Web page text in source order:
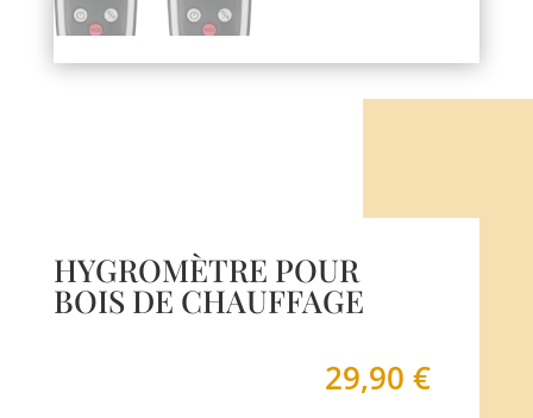
HYGROMÈTRE POUR
BOIS DE CHAUFFAGE
29,90€